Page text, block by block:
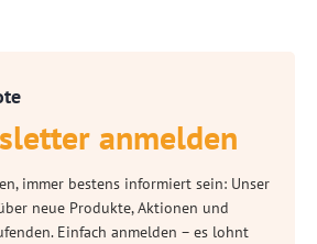
anmelden
immer bestens informiert sein: Unser
neue Produkte, Aktionen und
Einfach anmelden – es lohnt